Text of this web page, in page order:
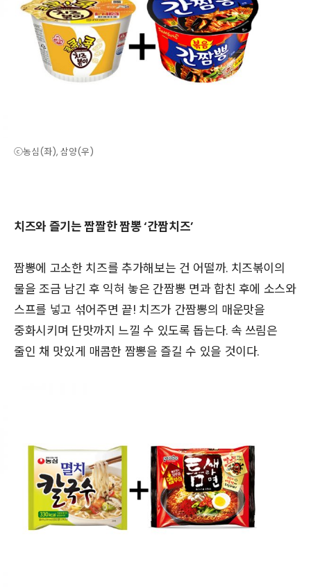
ⓒ농심(좌), 삼양(우)
치즈와 즐기는 짭짤한 짬뽕 ‘간짬치즈’
짬뽕에 고소한 치즈를 추가해보는 건 어떨까. 치즈볶이의
물을 조금 남긴 후 익혀 놓은 간짬뽕 면과 합친 후에 소스와
스프를 넣고 섞어주면 끝! 치즈가 간짬뽕의 매운맛을
중화시키며 단맛까지 느낄 수 있도록 돕는다. 속 쓰림은
줄인 채 맛있게 매콤한 짬뽕을 즐길 수 있을 것이다.